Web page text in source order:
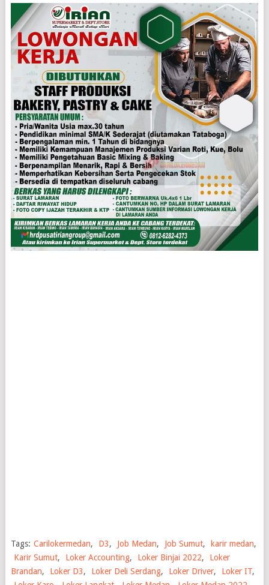
Tags: Carilokermedan, D3, Job Medan, Job Sumut, karir medan,
Karir Sumut, Loker Accounting, Loker Binjai 2022,
Loker
Brandan, Loker D3, Loker Deli Serdang, Loker Driver, Loker IT,